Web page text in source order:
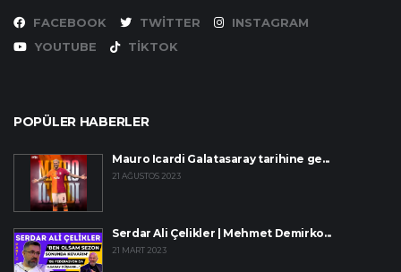
FACEBOOK TWITTER
INSTAGRAM
YOUTUBE
TIKTOK
POPÜLER HABERLER
Mauro Icardi Galatasaray tarihine ge...
21 AĞUSTOS 2023
Serdar Ali Çelikler | Mehmet Demirko...
21 MART 2023